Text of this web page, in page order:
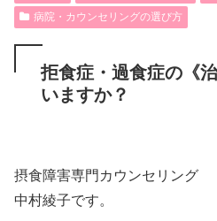
病院・カウンセリングの選び方
拒食症・過食症の《
いますか？
摂食障害専門カウンセリング
中村綾子です。